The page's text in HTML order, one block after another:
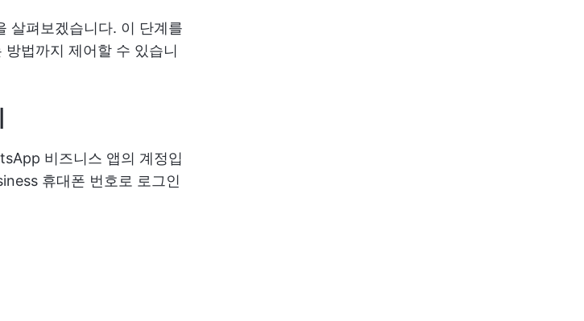
살펴보겠습니다. 이 단계를
법까지 제어할 수 있습니
비즈니스 앱의 계정입
휴대폰 번호로 로그인